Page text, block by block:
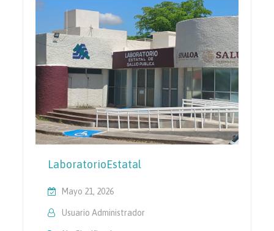
LaboratorioEstatal
Mayo 21, 2026
Usuario Administrador